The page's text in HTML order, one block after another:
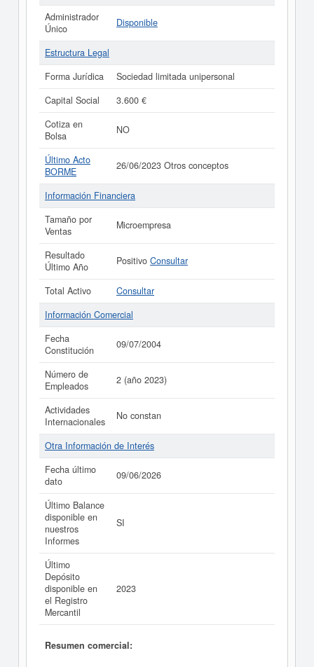
Administrador
Único
Disponible
Estructura Legal
Forma Jurídica
Sociedad limitada unipersonal
Capital Social
3.600 €
Cotiza en
Bolsa
NO
Último Acto
BORME
26/06/2023 Otros conceptos
Información Financiera
Tamaño por
Ventas
Microempresa
Resultado
Último Año
Positivo Consultar
Total Activo
Consultar
Información Comercial
Fecha
Constitución
09/07/2004
Número de
Empleados
2 (año 2023)
Actividades
Internacionales
No constan
Otra Información de Interés
Fecha último
dato
09/06/2026
Último Balance
disponible en
nuestros
Informes
SI
Último
Depósito
disponible en
el Registro
Mercantil
2023
Resumen comercial: